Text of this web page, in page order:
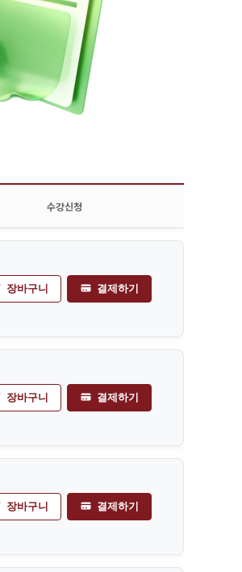
수강신청
장바구니 결제하기
장바구니 결제하기
장바구니 결제하기